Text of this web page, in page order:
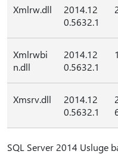
Xmlrw.dll
2014.12
0.5632.1
Xmlrwbi
n.dll
2014.12
0.5632.1
Xmsrv.dll
2014.12
0.5632.1
SQL Server 2014 Usluge